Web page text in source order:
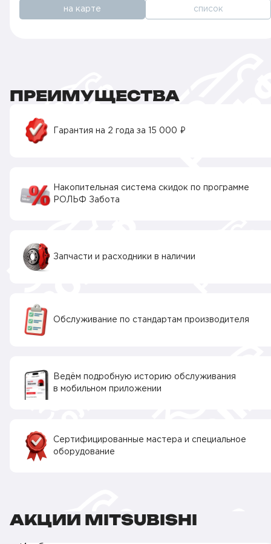
на карте список
ПРЕИМУЩЕСТВА
Гарантия на 2 года за 15 000 ₽
Накопительная система скидок по программе
РОЛЬФ Забота
Запчасти и расходники в наличии
Обслуживание по стандартам производителя
Ведём подробную историю обслуживания
в мобильном приложении
Сертифицированные мастера и специальное
оборудование
АКЦИИ MITSUBISHI